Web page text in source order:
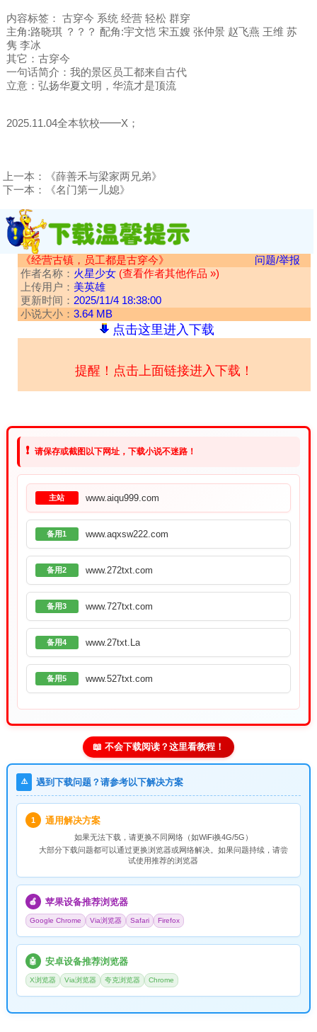
内容标签： 古穿今 系统 经营 轻松 群穿
主角:路晓琪 ？？？ 配角:宇文恺 宋五嫂 张仲景 赵飞燕 王维 苏
隽 李冰
其它：古穿今
一句话简介：我的景区员工都来自古代
立意：弘扬华夏文明，华流才是顶流
2025.11.04全本软校━━X；
上一本：
《薛善禾与梁家两兄弟》
下一本：
《名门第一儿媳》
《经营古镇，员工都是古穿今》
问题/举报
作者名称： 火星少女 (查看作者其他作品 »)
上传用户： 美英雄
更新时间： 2025/11/4 18:38:00
小说大小： 3.64 MB
点击这里进入下载
提醒！点击上面链接进入下载！
❗ 请保存或截图以下网址，下载小说不迷路！
主站 www.aiqu999.com
备用1 www.aqxsw222.com
备用2 www.272txt.com
备用3 www.727txt.com
备用4 www.27txt.La
备用5 www.527txt.com
📖 不会下载阅读？这里看教程！
⚠️ 遇到下载问题？请参考以下解决方案
1 通用解决方案
如果无法下载，请更换不同网络（如WiFi换4G/5G）
大部分下载问题都可以通过更换浏览器或网络解决。如果问题持续，请尝
试使用推荐的浏览器
🍎 苹果设备推荐浏览器
Google Chrome Via浏览器 Safari Firefox
🤖 安卓设备推荐浏览器
X浏览器 Via浏览器 夸克浏览器 Chrome